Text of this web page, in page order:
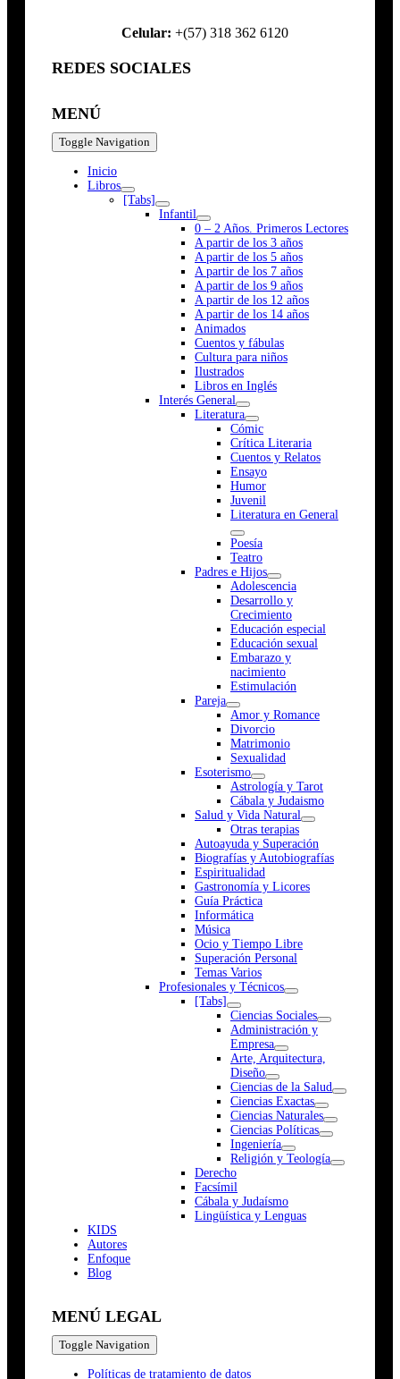
Celular: +(57) 318 362 6120
REDES SOCIALES
MENÚ
Toggle Navigation
Inicio
Libros
[Tabs]
Infantil
0 – 2 Años. Primeros Lectores
A partir de los 3 años
A partir de los 5 años
A partir de los 7 años
A partir de los 9 años
A partir de los 12 años
A partir de los 14 años
Animados
Cuentos y fábulas
Cultura para niños
Ilustrados
Libros en Inglés
Interés General
Literatura
Cómic
Crítica Literaria
Cuentos y Relatos
Ensayo
Humor
Juvenil
Literatura en General
Poesía
Teatro
Padres e Hijos
Adolescencia
Desarrollo y
Crecimiento
Educación especial
Educación sexual
Embarazo y
nacimiento
Estimulación
Pareja
Amor y Romance
Divorcio
Matrimonio
Sexualidad
Esoterismo
Astrología y Tarot
Cábala y Judaismo
Salud y Vida Natural
Otras terapias
Autoayuda y Superación
Biografías y Autobiografías
Espiritualidad
Gastronomía y Licores
Guía Práctica
Informática
Música
Ocio y Tiempo Libre
Superación Personal
Temas Varios
Profesionales y Técnicos
[Tabs]
Ciencias Sociales
Administración y
Empresa
Arte, Arquitectura,
Diseño
Ciencias de la Salud
Ciencias Exactas
Ciencias Naturales
Ciencias Políticas
Ingeniería
Religión y Teología
Derecho
Facsímil
Cábala y Judaísmo
Lingüística y Lenguas
KIDS
Autores
Enfoque
Blog
MENÚ LEGAL
Toggle Navigation
Políticas de tratamiento de datos